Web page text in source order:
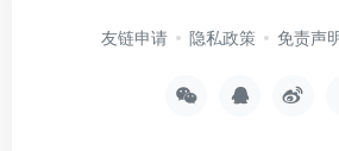
友链申请 隐私政策 免责声